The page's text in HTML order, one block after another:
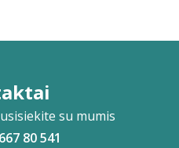
su mumis
80 541